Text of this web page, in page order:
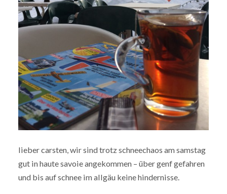
lieber carsten, wir sind trotz schneechaos am samstag
gut in haute savoie angekommen – über genf gefahren
und bis auf schnee im allgäu keine hindernisse.